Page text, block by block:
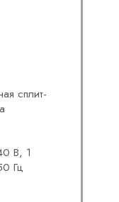
сплит-
В, 1
Гц